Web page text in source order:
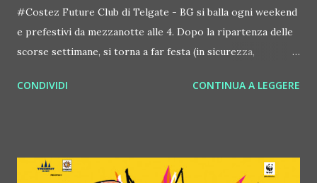
#Costez Future Club di Telgate - BG si balla ogni weekend
e prefestivi da mezzanotte alle 4. Dopo la ripartenza delle
scorse settimane, si torna a far festa (in sicurezza,
venerdì 4 e sabato 5 marzo 2022. In particolare, venerdì 4
tutto da vivere a ritmo di pop, hit e sound latino, quello che
CONDIVIDI CONTINUA A LEGGERE